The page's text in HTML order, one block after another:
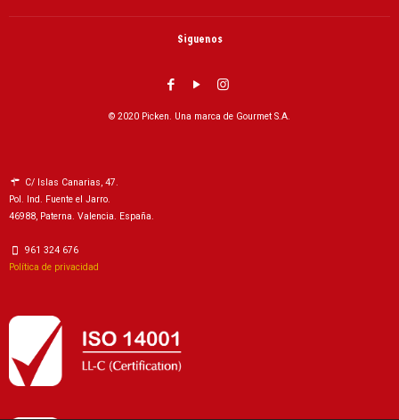
Siguenos
© 2020 Picken. Una marca de Gourmet S.A.
C/ Islas Canarias, 47.
Pol. Ind. Fuente el Jarro.
46988, Paterna. Valencia. España.
961 324 676
Política de privacidad